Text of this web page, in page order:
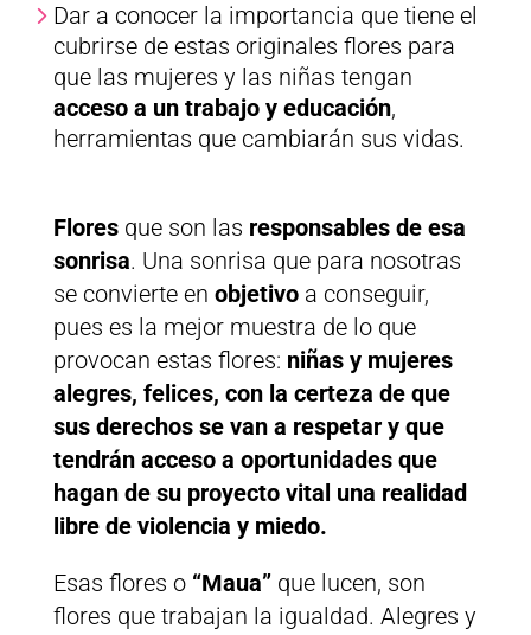
Dar a conocer la importancia que tiene el
cubrirse de estas originales flores para
que las mujeres y las niñas tengan
acceso a un trabajo y educación,
herramientas que cambiarán sus vidas.
Floresque son las responsables de esa
sonrisa. Una sonrisa que para nosotras
se convierte en objetivoa conseguir,
pues es la mejor muestra de lo que
provocan estas flores: niñas y mujeres
alegres, felices, con la certeza de que
sus derechos se van a respetar y que
tendrán acceso a oportunidades que
hagan de su proyecto vital una realidad
libre de violencia y miedo.
Esas flores o“Maua” que lucen, son
flores que trabajan la igualdad. Alegres y